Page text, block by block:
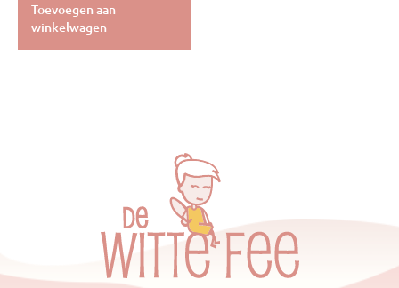
Toevoegen aan
winkelwagen